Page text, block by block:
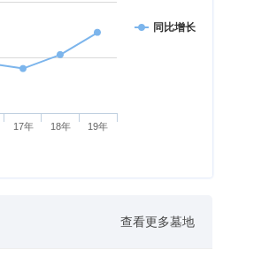
同比增长
17年 18年 19年
查看更多墓地